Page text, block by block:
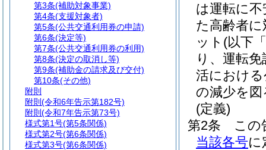
は運転に
た高齢者
ット (以下
り、運転
活におけ
の減少を
(定義)
第2条
この
当該各号に
第3条(補助対象事業)
第4条(支援対象者)
第5条(公共交通利用券の申請)
第6条(決定等)
第7条(公共交通利用券の利用)
第8条(決定の取消し等)
第9条(補助金の請求及び交付)
第10条(その他)
附則
附則 (令和6年告示第182号)
附則 (令和7年告示第73号)
様式第1号(第5条関係)
様式第2号(第6条関係)
様式第3号(第6条関係)